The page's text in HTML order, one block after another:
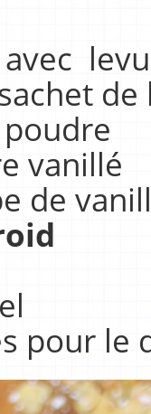
de
vanillé
de
pour le